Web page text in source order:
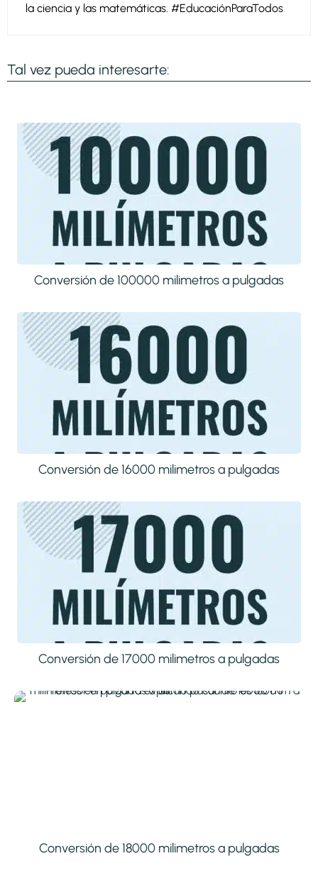
la ciencia y las matemáticas. #EducaciónParaTodos
Tal vez pueda interesarte:
Conversión de 100000 milimetros a pulgadas
Conversión de 16000 milimetros a pulgadas
Conversión de 17000 milimetros a pulgadas
Conversión de 18000 milimetros a pulgadas